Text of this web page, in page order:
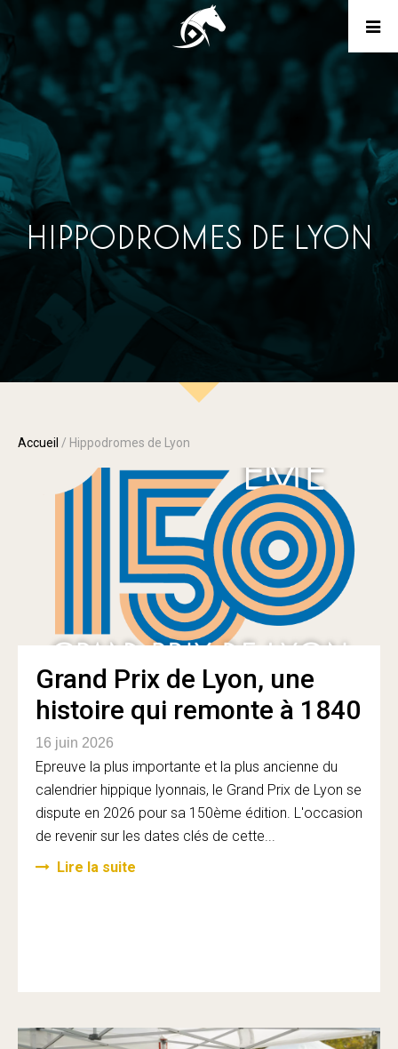
HIPPODROMES DE LYON
Accueil / Hippodromes de Lyon
Grand Prix de Lyon, une
histoire qui remonte à 1840
16 juin 2026
Epreuve la plus importante et la plus ancienne du
calendrier hippique lyonnais, le Grand Prix de Lyon se
dispute en 2026 pour sa 150ème édition. L'occasion
de revenir sur les dates clés de cette...
Lire la suite